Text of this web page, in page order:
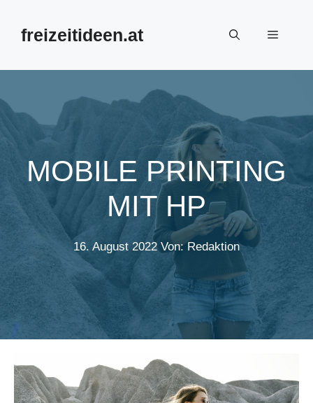
Inhalt
springenfreizeitideen.at Menü
MOBILE PRINTING
MIT HP
16. August 2022 Von: Redaktion